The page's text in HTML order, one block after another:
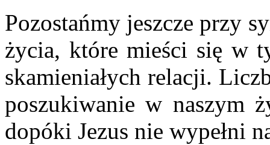
Pozostańmy jeszcze przy
życia, które mieści się w
skamieniałych relacji.
poszukiwanie w naszym
dopóki Jezus nie wypełni